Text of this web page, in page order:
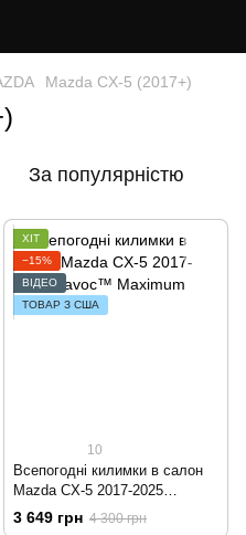
Mazda CX-5 (2017+)
За популярністю
ХІТ
−15%
ВІДЕО
ТОВАР З США
10
Всепогодні килимки в салон
Mazda CX-5 2017-2025
Havoc™ Maximum Coverage
3 649 грн 4 300 грн